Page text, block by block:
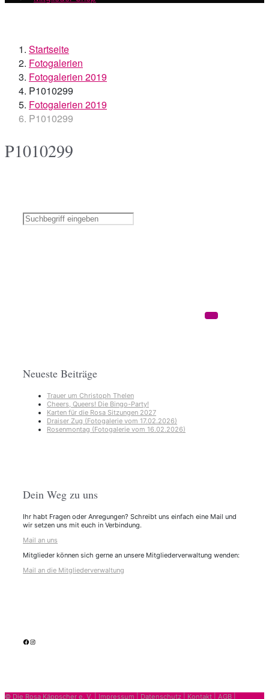
Startseite
Fotogalerien
Fotogalerien 2019
P1010299
Fotogalerien 2019
P1010299
P1010299
Neueste Beiträge
Trauer um Christoph Thelen
Cheers, Queers! Die Bingo-Party!
Karten für die Rosa Sitzungen 2027
Draiser Zug (Fotogalerie vom 17.02.2026)
Rosenmontag (Fotogalerie vom 16.02.2026)
Dein Weg zu uns
Ihr habt Fragen oder Anregungen? Schreibt uns einfach eine Mail und
wir setzen uns mit euch in Verbindung.
Mail an uns
Mitglieder können sich gerne an unsere Mitgliederverwaltung wenden:
Mail an die Mitgliederverwaltung
facebook
Instagram
© Die Rosa Käppscher e. V. | Impressum Datenschutz Kontakt AGB